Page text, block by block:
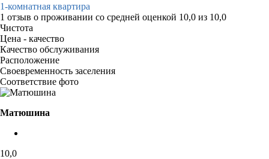
1-комнатная квартира
1 отзыв о проживании со средней оценкой 10,0 из 10,0
Чистота
Цена - качество
Качество обслуживания
Расположение
Своевременность заселения
Соответствие фото
Матюшина
10,0